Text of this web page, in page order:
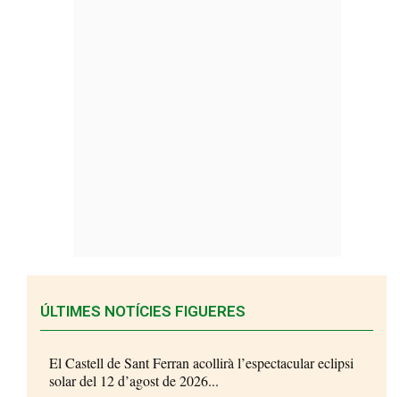
ÚLTIMES NOTÍCIES FIGUERES
El Castell de Sant Ferran acollirà l’espectacular eclipsi
solar del 12 d’agost de 2026...